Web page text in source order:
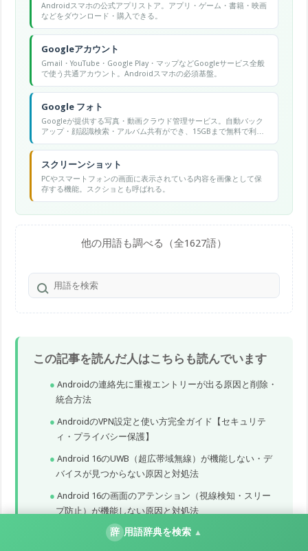
Androidスマホの公式アプリストア。アプリ・ゲーム・書籍・映画
などをダウンロード・購入できる。
Googleアカウント
Gmail・YouTube・Google Play・マップなどGoogleサービス全般
で使う共通アカウント。Androidスマホの必須基盤。
Google フォト
Googleが提供する写真・動画クラウド管理サービス。自動バック
アップ・顔認識検索・アルバム共有ができ、15GBまで無料で利用
可能。
スクリーンショット
PCやスマートフォンの画面に表示されている内容を画像として保
存する機能。スクショとも呼ばれる。
他の用語も調べる（全1627語）
この記事を読んだ人はこちらも読んでいます
Androidの連絡先に重複エントリーが出る原因と削除・
統合方法
AndroidのVPN設定と使い方完全ガイド【セキュリテ
ィ・プライバシー保護】
Android 16のUWB（超広帯域無線）が機能しない・デ
バイスが見つからない原因と対処法
Android 16の画面のアテンション（視線検知・スリー
プ防止）が機能しない原因と対処法
AndroidのGoogleドライブで書類をスキャン・PDF化・
辞 用語辞典を検索 ▲